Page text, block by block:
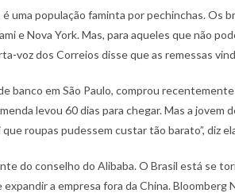
é uma população faminta por pechinchas. Os
e Nova York. Mas, para aqueles que não
voz dos Correios disse que as remessas
banco em São Paulo, comprou
levou 60 dias para chegar. Mas a
roupas pudessem custar tão barato”, diz
do conselho do Alibaba. O Brasil está se
a empresa fora da China.